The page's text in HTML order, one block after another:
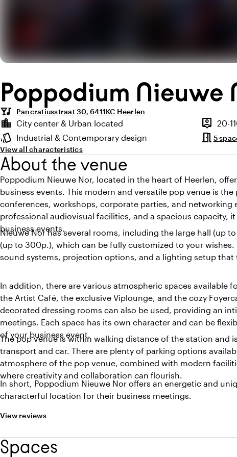
Poppodium Nieuwe
nightlife
Pancratiusstraat 30, 6411KC Heerlen
Highlights
location_city
Location and surroundings
City center & Urban located person_pin
Capacity
20-
style
Atmosphere and appearance
Industrial & Contemporary design meeting_room 5
View all characteristics
About the venue
Poppodium Nieuwe Nor, located in the heart of Heerlen,
business events. This modern and versatile pop venue is
conferences, workshops, corporate parties, and networking
professional audiovisual facilities, and a spacious capacity,
business events.
Nieuwe Nor has several rooms, including the large hall (up
(up to 300p.), which can be fully customized to your
sound systems, projection options, and a lighting setup that
In addition, there are various atmospheric spaces available
the Artist Café, the exclusive Viplounge, and the cozy
decorated dressing rooms can also be used, providing an
meetings. Each space has its own character and can be
of your business event.
The pop venue is within walking distance of the station and
transport and car. There are plenty of parking options
atmosphere of the pop venue, combined with modern
where creativity and collaboration can flourish.
In short, Poppodium Nieuwe Nor offers an energetic and
characterful location for their business meetings.
View reviews
Spaces